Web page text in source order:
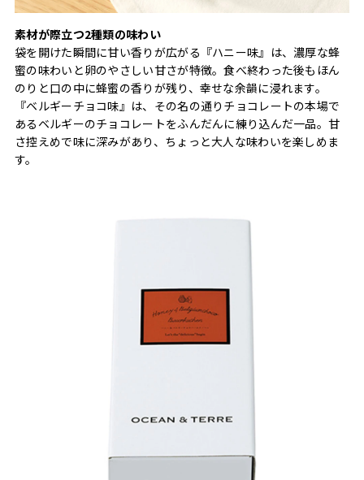
素材が際立つ2種類の味わい
袋を開けた瞬間に甘い香りが広がる『ハニー味』は、濃厚な蜂
蜜の味わいと卵のやさしい甘さが特徴。食べ終わった後もほん
のりと口の中に蜂蜜の香りが残り、幸せな余韻に浸れます。
『ベルギーチョコ味』は、その名の通りチョコレートの本場で
あるベルギーのチョコレートをふんだんに練り込んだ一品。甘
さ控えめで味に深みがあり、ちょっと大人な味わいを楽しめま
す。